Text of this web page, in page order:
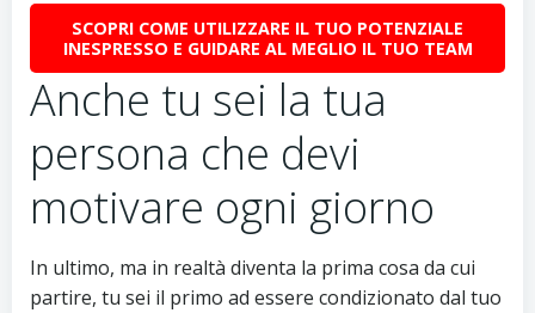
SCOPRI COME UTILIZZARE IL TUO POTENZIALE
INESPRESSO E GUIDARE AL MEGLIO IL TUO TEAM
Anche tu sei la tua
persona che devi
motivare ogni giorno
In ultimo, ma in realtà diventa la prima cosa da cui
partire, tu sei il primo ad essere condizionato dal tuo